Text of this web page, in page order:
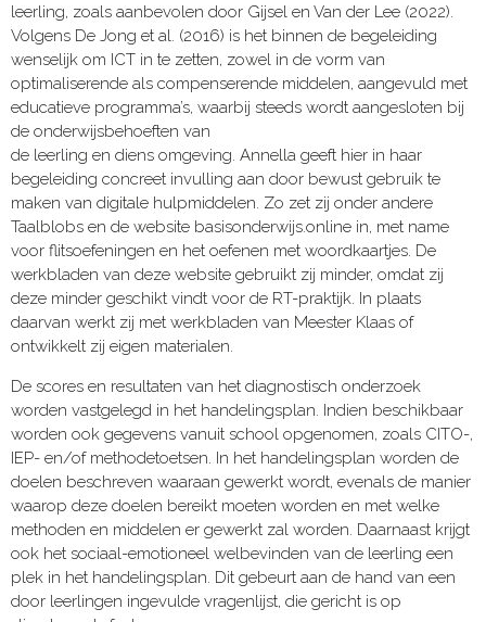
leerling, zoals aanbevolen door Gijsel en Van der Lee (2022).
Volgens De Jong et al. (2016) is het binnen de begeleiding
wenselijk om ICT in te zetten, zowel in de vorm van
optimaliserende als compenserende middelen, aangevuld met
educatieve programma’s, waarbij steeds wordt aangesloten bij
de onderwijsbehoeften van
de leerling en diens omgeving. Annella geeft hier in haar
begeleiding concreet invulling aan door bewust gebruik te
maken van digitale hulpmiddelen. Zo zet zij onder andere
Taalblobs en de website basisonderwijs.online in, met name
voor flitsoefeningen en het oefenen met woordkaartjes. De
werkbladen van deze website gebruikt zij minder, omdat zij
deze minder geschikt vindt voor de RT-praktijk. In plaats
daarvan werkt zij met werkbladen van Meester Klaas of
ontwikkelt zij eigen materialen.
De scores en resultaten van het diagnostisch onderzoek
worden vastgelegd in het handelingsplan. Indien beschikbaar
worden ook gegevens vanuit school opgenomen, zoals CITO-,
IEP- en/of methodetoetsen. In het handelingsplan worden de
doelen beschreven waaraan gewerkt wordt, evenals de manier
waarop deze doelen bereikt moeten worden en met welke
methoden en middelen er gewerkt zal worden. Daarnaast krijgt
ook het sociaal-emotioneel welbevinden van de leerling een
plek in het handelingsplan. Dit gebeurt aan de hand van een
door leerlingen ingevulde vragenlijst, die gericht is op